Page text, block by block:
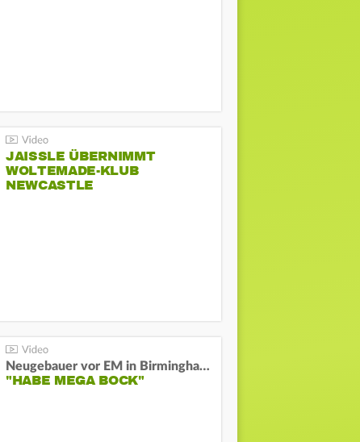
JAISSLE ÜBERNIMMT
WOLTEMADE-KLUB
NEWCASTLE
Neugebauer vor EM in Birmingham:
"HABE MEGA BOCK"